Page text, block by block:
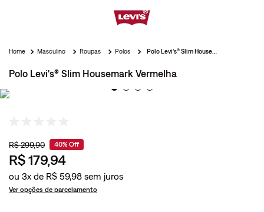
Masculino Roupas Polos
Polo Levi's® Slim Housemark Vermelha
R$299,90 40% Off
R$179,94
ou 3x de R$ 59,98
Ver opções de parcelamento